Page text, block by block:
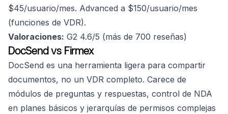
$45/usuario/mes. Advanced a $150/usuario/mes
(funciones de VDR).
Valoraciones: G2 4.6/5 (más de 700 reseñas)
DocSend vs Firmex
DocSend es una herramienta ligera para compartir
documentos, no un VDR completo. Carece de
módulos de preguntas y respuestas, control de NDA
en planes básicos y jerarquías de permisos complejas